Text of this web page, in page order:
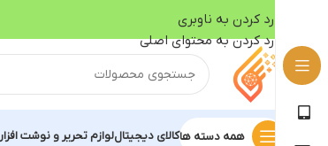
رد کردن به ناوبری
رد کردن به محتوای اصلی
همه دسته هاکالای دیجیتاللوازم تحریر و نوشت افزار